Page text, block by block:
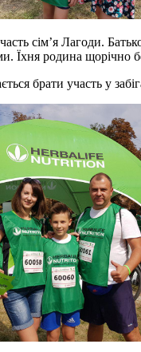
сім’я Лагоди.
Їхня родина щорічно
брати участь у